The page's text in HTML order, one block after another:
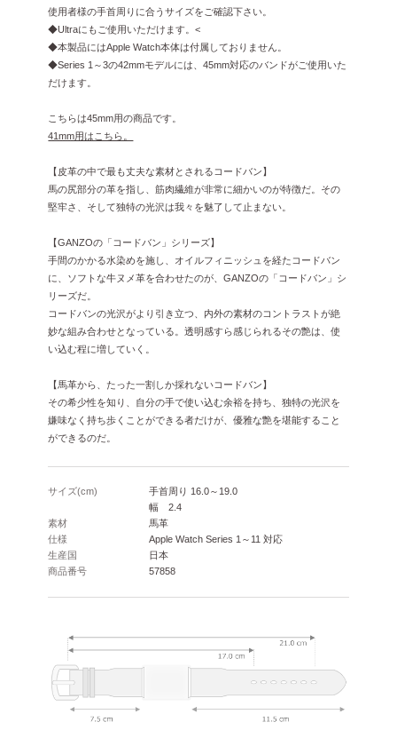
使用者様の手首周りに合うサイズをご確認下さい。
◆Ultraにもご使用いただけます。<
◆本製品にはApple Watch本体は付属しておりません。
◆Series 1～3の42mmモデルには、45mm対応のバンドがご使用いた
だけます。
こちらは45mm用の商品です。
41mm用はこちら。
【皮革の中で最も丈夫な素材とされるコードバン】
馬の尻部分の革を指し、筋肉繊維が非常に細かいのが特徴だ。その
堅牢さ、そして独特の光沢は我々を魅了して止まない。
【GANZOの「コードバン」シリーズ】
手間のかかる水染めを施し、オイルフィニッシュを経たコードバン
に、ソフトな牛ヌメ革を合わせたのが、GANZOの「コードバン」シ
リーズだ。
コードバンの光沢がより引き立つ、内外の素材のコントラストが絶
妙な組み合わせとなっている。透明感すら感じられるその艶は、使
い込む程に増していく。
【馬革から、たった一割しか採れないコードバン】
その希少性を知り、自分の手で使い込む余裕を持ち、独特の光沢を
嫌味なく持ち歩くことができる者だけが、優雅な艶を堪能すること
ができるのだ。
サイズ(cm)
手首周り 16.0～19.0
幅 2.4
素材
馬革
仕様
Apple Watch Series 1～11 対応
生産国
日本
商品番号
57858